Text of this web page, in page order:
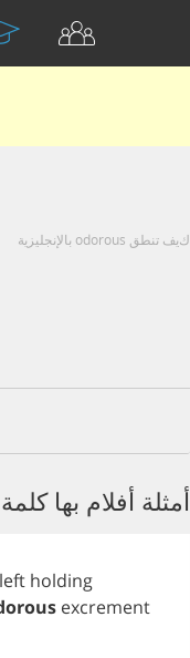
كيف تنطق odorous بالإنجليزية
أمثلة أفلام بها كلمة Odorous
left holding
excrement